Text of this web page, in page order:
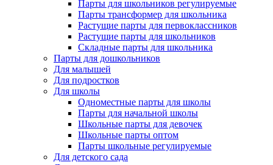
Парты для школьников регулируемые
Парты трансформер для школьника
Растущие парты для первоклассников
Растущие парты для школьников
Складные парты для школьника
Парты для дошкольников
Для малышей
Для подростков
Для школы
Одноместные парты для школы
Парты для начальной школы
Школьные парты для девочек
Школьные парты оптом
Парты школьные регулируемые
Для детского сада